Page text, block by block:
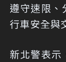
遵守速限、
行車安全與
新北警表示